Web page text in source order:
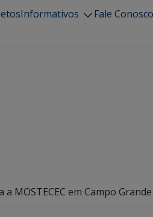
Informativos Fale Conosco
MOSTECEC em Campo Grande